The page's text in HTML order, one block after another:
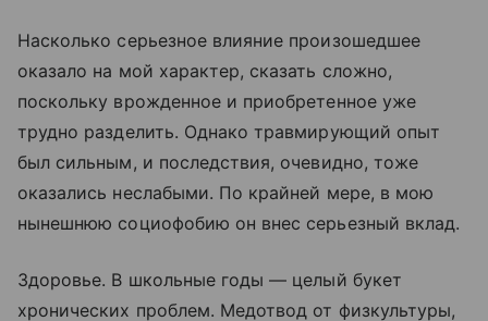
Насколько серьезное влияние произошедшее
оказало на мой характер, сказать сложно,
поскольку врожденное и приобретенное уже
трудно разделить. Однако травмирующий опыт
был сильным, и последствия, очевидно, тоже
оказались неслабыми. По крайней мере, в мою
нынешнюю социофобию он внес серьезный вклад.
Здоровье. В школьные годы — целый букет
хронических проблем. Медотвод от физкультуры,